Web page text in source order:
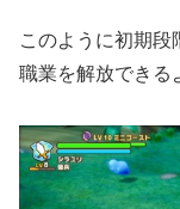
このように初期
職業を解放できる